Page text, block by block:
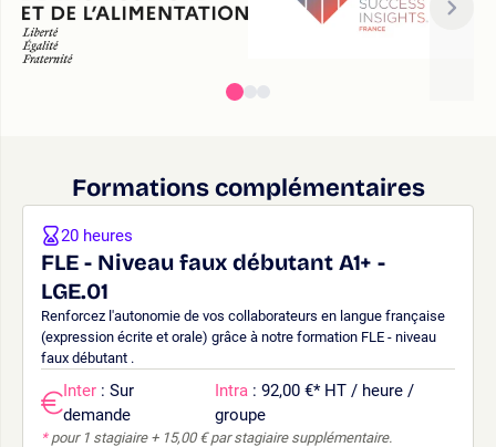
Formations complémentaires
FLE - Niveau faux débutant A1+ -
LGE.01
Renforcez l'autonomie de vos collaborateurs en langue française
(expression écrite et orale) grâce à notre formation FLE - niveau
faux débutant .
20 heures
Inter : Sur
demande
Intra : 92,00 €*HT / heure /
groupe
*pour 1 stagiaire + 15,00 € par stagiaire supplémentaire.